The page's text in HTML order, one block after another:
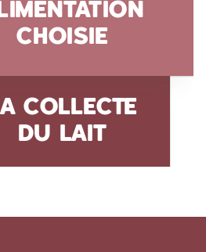
CHOISIE
COLLECTE
DU LAIT